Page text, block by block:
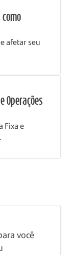
afetar seu
Operações
Fixa e
você